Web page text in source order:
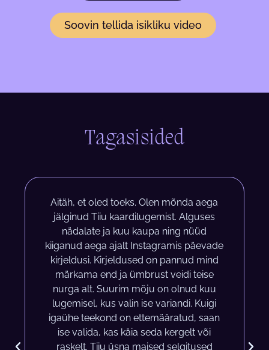
Soovin tellida isikliku video
Tagasisided
Aitäh, et oled toeks. Olen mõnda aega
jälginud Tiiu kaardilugemist. Alguses
nädalate ja kuu kaupa ning nüüd
kiiganud aega ajalt Instagramis päevade
kirjeldusi. Kirjeldused on pannud mind
märkama end ja ümbrust veidi teise
nurga alt. Suurim mõju on olnud kuu
lugemisel, kus valin ise variandi. Kuigi
igaühe teekond on ettemääratud, saan
ise valida, kas käia seda kergelt või
raskelt. Tiiu üsna maised selgitused